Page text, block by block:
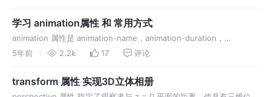
属性选择器，获取自定义属性的值。通过变换…
学习 animation属性 和 常用方式
animation 属性是 animation-name，animation-duration，
animation-timing-function，animation-delay，animation-
5年前 2.2k 17 评论
transform 属性 实现3D立体相册